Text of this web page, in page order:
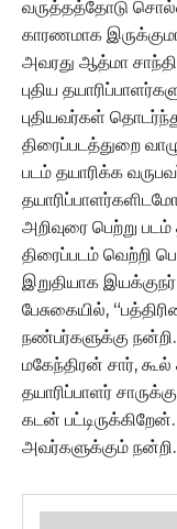
வருத்தத்தோடு
காரணமாக
அவரது ஆத்மா
புதிய
புதியவர்கள்
திரைப்படத்துறை
படம் தயாரிக்க
அறிவுரை பெற்று
திரைப்படம் வெற்றி
இறுதியாக
பேசுகையில்,
நண்பர்களுக்கு நன்றி.
மகேந்திரன் சார்,
தயாரிப்பாளர்
கடன்
அவர்களுக்கும்